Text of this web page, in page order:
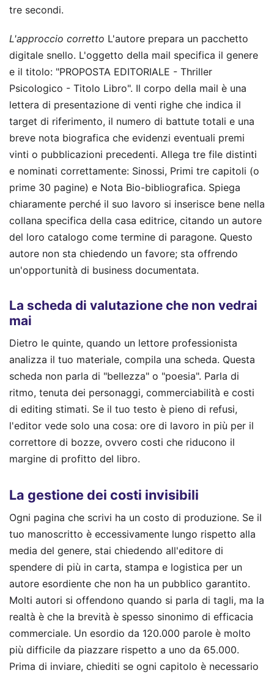
tre secondi.
L'approccio corretto L'autore prepara un pacchetto
digitale snello. L'oggetto della mail specifica il genere
e il titolo: "PROPOSTA EDITORIALE - Thriller
Psicologico - Titolo Libro". Il corpo della mail è una
lettera di presentazione di venti righe che indica il
target di riferimento, il numero di battute totali e una
breve nota biografica che evidenzi eventuali premi
vinti o pubblicazioni precedenti. Allega tre file distinti
e nominati correttamente: Sinossi, Primi tre capitoli (o
prime 30 pagine) e Nota Bio-bibliografica. Spiega
chiaramente perché il suo lavoro si inserisce bene nella
collana specifica della casa editrice, citando un autore
del loro catalogo come termine di paragone. Questo
autore non sta chiedendo un favore; sta offrendo
un'opportunità di business documentata.
La scheda di valutazione che non vedrai
mai
Dietro le quinte, quando un lettore professionista
analizza il tuo materiale, compila una scheda. Questa
scheda non parla di "bellezza" o "poesia". Parla di
ritmo, tenuta dei personaggi, commerciabilità e costi
di editing stimati. Se il tuo testo è pieno di refusi,
l'editor vede solo una cosa: ore di lavoro in più per il
correttore di bozze, ovvero costi che riducono il
margine di profitto del libro.
La gestione dei costi invisibili
Ogni pagina che scrivi ha un costo di produzione. Se il
tuo manoscritto è eccessivamente lungo rispetto alla
media del genere, stai chiedendo all'editore di
spendere di più in carta, stampa e logistica per un
autore esordiente che non ha un pubblico garantito.
Molti autori si offendono quando si parla di tagli, ma la
realtà è che la brevità è spesso sinonimo di efficacia
commerciale. Un esordio da 120.000 parole è molto
più difficile da piazzare rispetto a uno da 65.000.
Prima di inviare, chiediti se ogni capitolo è necessario